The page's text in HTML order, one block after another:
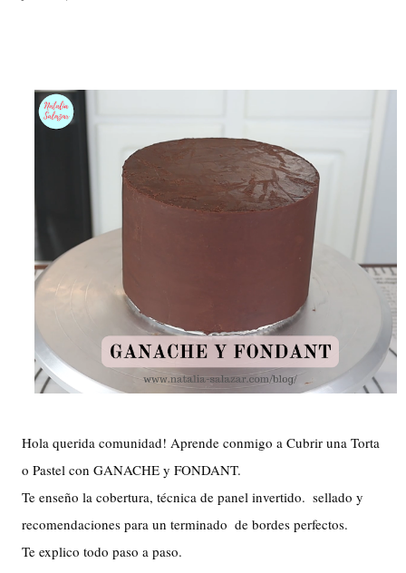
Hola querida comunidad! Aprende conmigo a Cubrir una Torta
o Pastel con GANACHE y FONDANT.
Te enseño la cobertura, técnica de panel invertido. sellado y
recomendaciones para un terminado
  de bordes perfectos.
Te explico todo paso a paso.